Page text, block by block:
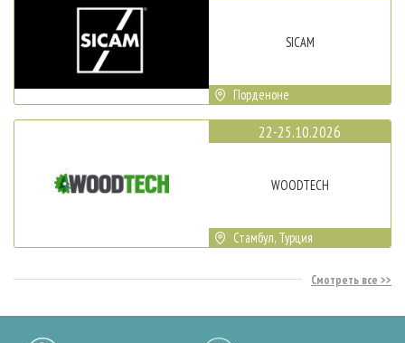
SICAM
Порденоне
22-25.10.2026
WOODTECH
Стамбул, Турция
Смотреть все